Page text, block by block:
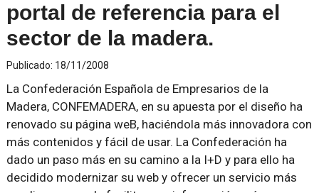
portal de referencia para el
sector de la madera.
Publicado: 18/11/2008
La Confederación Española de Empresarios de la
Madera, CONFEMADERA, en su apuesta por el diseño ha
renovado su página weB, haciéndola más innovadora con
más contenidos y fácil de usar. La Confederación ha
dado un paso más en su camino a la I+D y para ello ha
decidido modernizar su web y ofrecer un servicio más